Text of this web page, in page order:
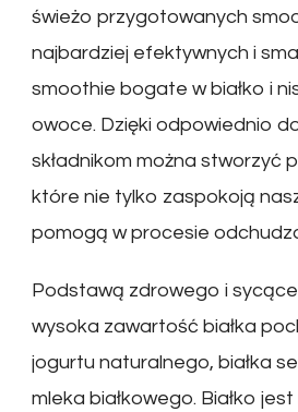
świeżo przygotowanych
najbardziej efektywnych i
smoothie bogate w białko i
owoce. Dzięki odpowiednio
składnikom można stworzyć
które nie tylko zaspokoją
pomogą w procesie
Podstawą zdrowego i
wysoka zawartość białka
jogurtu naturalnego, białka
mleka białkowego. Białko